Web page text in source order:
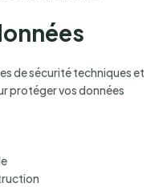
de sécurité techniques et
protéger vos données